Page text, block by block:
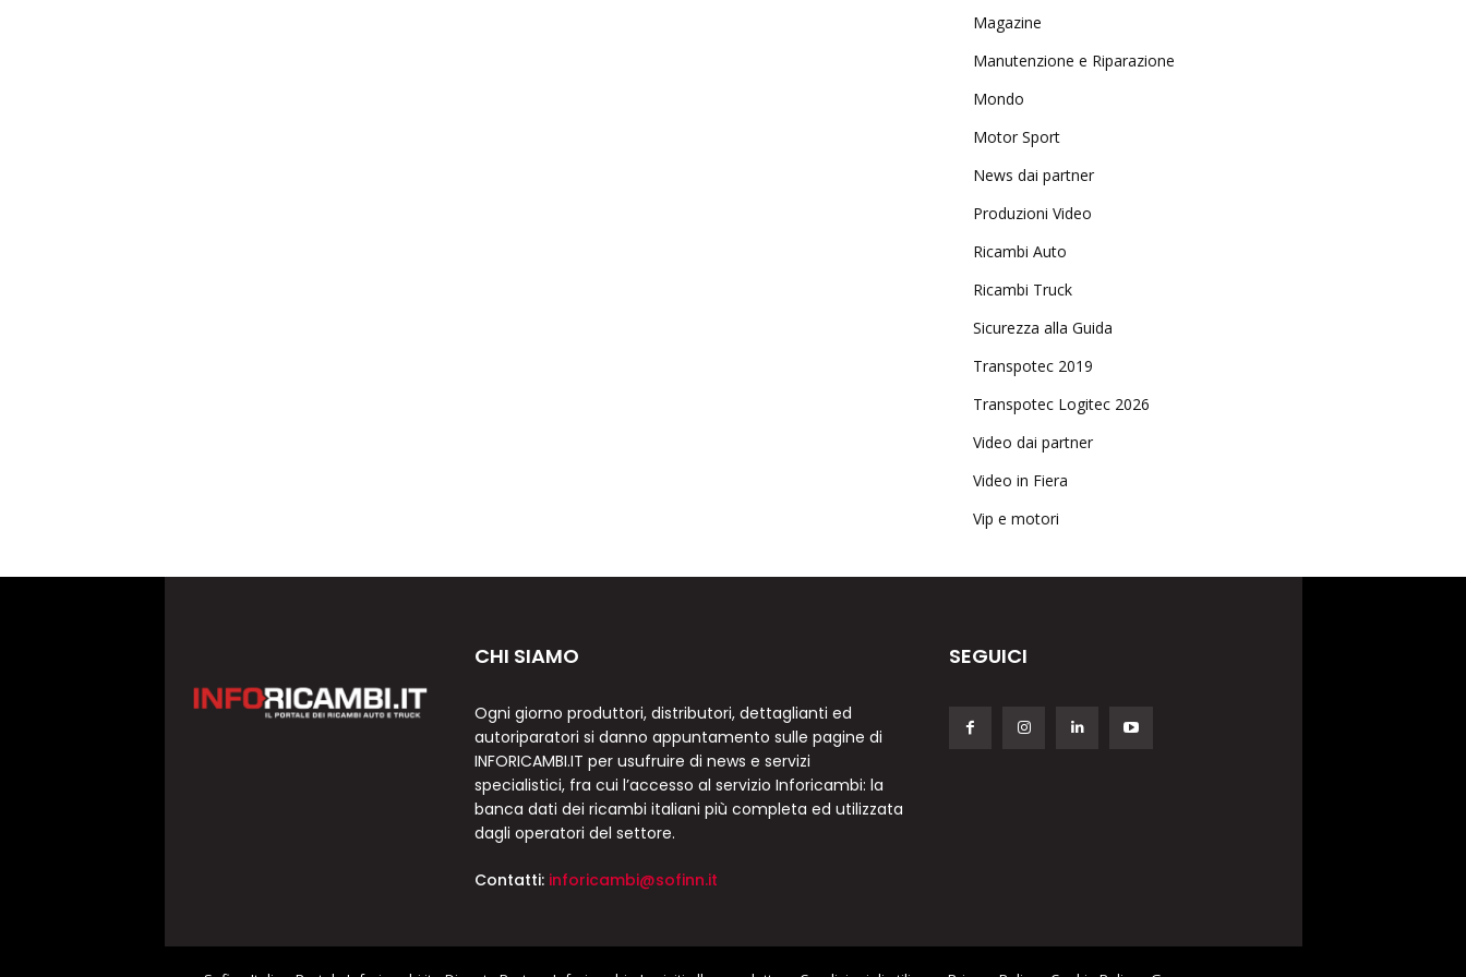
Magazine
Manutenzione e Riparazione
Mondo
Motor Sport
News dai partner
Produzioni Video
Ricambi Auto
Ricambi Truck
Sicurezza alla Guida
Transpotec 2019
Transpotec Logitec 2026
Video dai partner
Video in Fiera
Vip e motori
CHI SIAMO
Ogni giorno produttori, distributori, dettaglianti ed
autoriparatori si danno appuntamento sulle pagine di
INFORICAMBI.IT per usufruire di news e servizi
specialistici, fra cui l’accesso al servizio Inforicambi: la
banca dati dei ricambi italiani più completa ed utilizzata
dagli operatori del settore.
Contatti: inforicambi@sofinn.it
SEGUICI